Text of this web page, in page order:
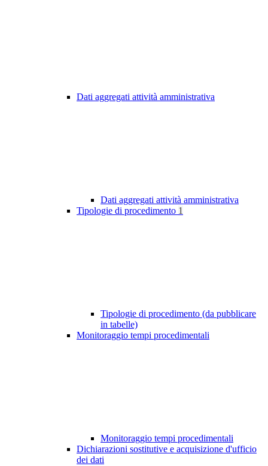
Dati aggregati attività amministrativa
Dati aggregati attività amministrativa
Tipologie di procedimento 1
Tipologie di procedimento (da pubblicare
in tabelle)
Monitoraggio tempi procedimentali
Monitoraggio tempi procedimentali
Dichiarazioni sostitutive e acquisizione d'ufficio
dei dati